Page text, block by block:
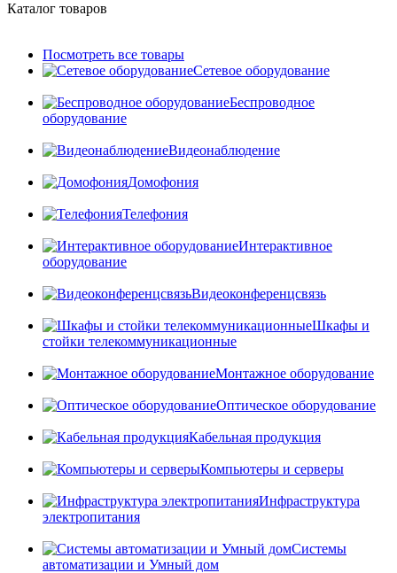
Каталог товаров
Посмотреть все товары
Сетевое оборудование
Беспроводное
оборудование
Видеонаблюдение
Домофония
Телефония
Интерактивное
оборудование
Видеоконференцсвязь
Шкафы и
стойки телекоммуникационные
Монтажное оборудование
Оптическое оборудование
Кабельная продукция
Компьютеры и серверы
Инфраструктура
электропитания
Системы
автоматизации и Умный дом